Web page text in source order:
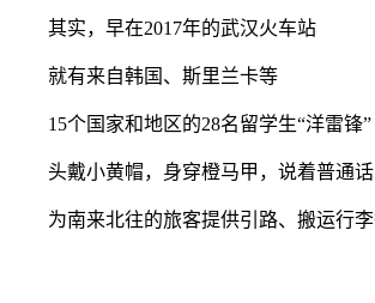
其实，早在2017年的武汉火车站
就有来自韩国、斯里兰卡等
15个国家和地区的28名留学生“洋雷锋”
头戴小黄帽，身穿橙马甲，说着普通话
为南来北往的旅客提供引路、搬运行李